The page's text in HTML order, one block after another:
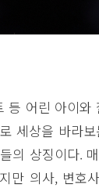
어린 아이
세상을 바라
의 상징이다.
만 의사, 변호